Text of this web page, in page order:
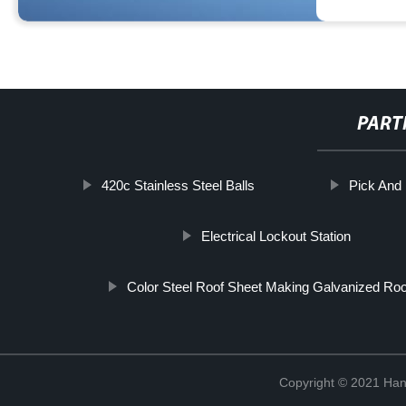
420c Stainless Steel Balls Pick
Electrical Lockout Station
Color Steel Roof Sheet Making Galvanized
Copyright © 2021